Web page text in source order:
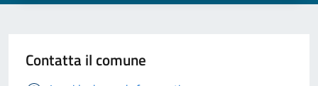
Contatta il comune